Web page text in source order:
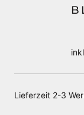
Lieferzeit 2-3